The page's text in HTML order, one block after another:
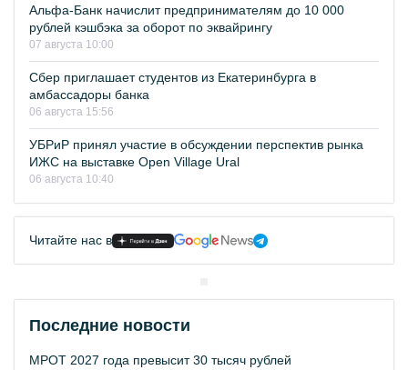
Альфа-Банк начислит предпринимателям до 10 000
рублей кэшбэка за оборот по эквайрингу
07 августа 10:00
Сбер приглашает студентов из Екатеринбурга в
амбассадоры банка
06 августа 15:56
УБРиР принял участие в обсуждении перспектив рынка
ИЖС на выставке Open Village Ural
06 августа 10:40
Читайте нас в
Последние новости
МРОТ 2027 года превысит 30 тысяч рублей